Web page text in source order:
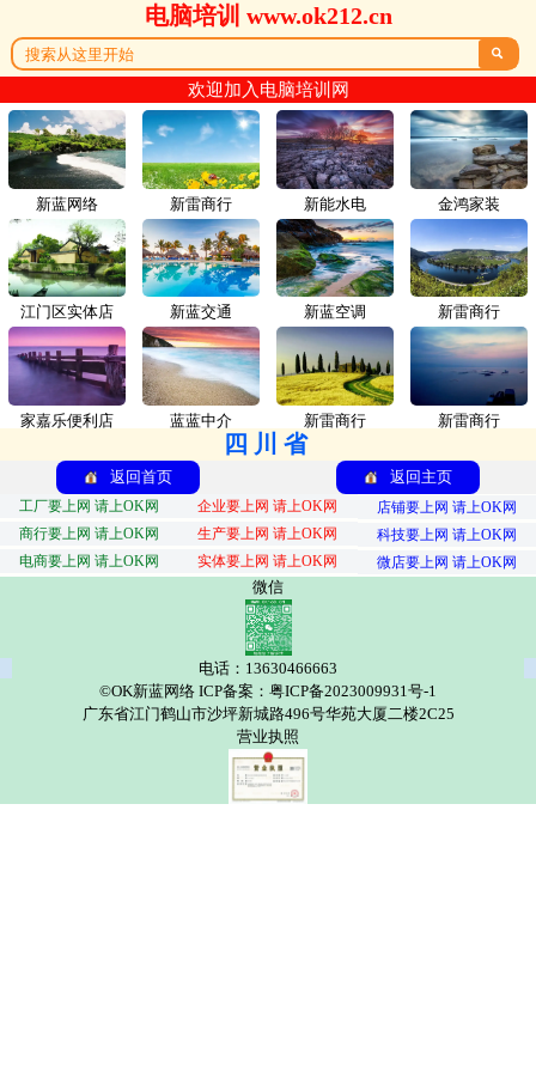
电脑培训 www.ok212.cn

欢迎加入电脑培训网
新蓝网络 新雷商行
江门区实体店 新蓝交通
家嘉乐便利店 蓝蓝中介
新能水电 金鸿家装
新蓝空调 新雷商行
新雷商行 新雷商行
四川省
返回首页 返回主页
工厂要上网 请上OK网 企业要上网 请上OK网
店铺要上网 请上OK网
商行要上网 请上OK网
生产要上网 请上OK网
科技要上网 请上OK网
电商要上网 请上OK网
实体要上网 请上OK网 微店要上网 请上OK网
微信
电话：13630466663
©OK新蓝网络 ICP备案：粤ICP备2023009931号-1
广东省江门鹤山市沙坪新城路496号华苑大厦二楼2C25
营业执照